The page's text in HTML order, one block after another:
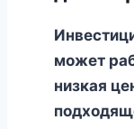
может
низкая